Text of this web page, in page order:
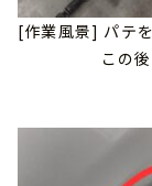
[作業風景] パテ
この後に、